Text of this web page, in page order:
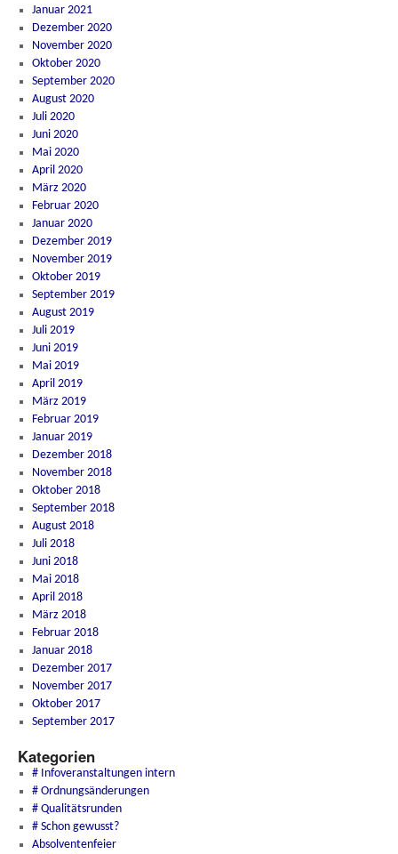
Januar 2021
Dezember 2020
November 2020
Oktober 2020
September 2020
August 2020
Juli 2020
Juni 2020
Mai 2020
April 2020
März 2020
Februar 2020
Januar 2020
Dezember 2019
November 2019
Oktober 2019
September 2019
August 2019
Juli 2019
Juni 2019
Mai 2019
April 2019
März 2019
Februar 2019
Januar 2019
Dezember 2018
November 2018
Oktober 2018
September 2018
August 2018
Juli 2018
Juni 2018
Mai 2018
April 2018
März 2018
Februar 2018
Januar 2018
Dezember 2017
November 2017
Oktober 2017
September 2017
Kategorien
# Infoveranstaltungen intern
# Ordnungsänderungen
# Qualitätsrunden
# Schon gewusst?
Absolventenfeier